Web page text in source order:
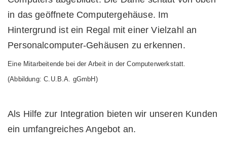
Eine Mitarbeitende bei der Arbeit in der Computerwerkstatt.
(Abbildung: C.U.B.A. gGmbH)
Als Hilfe zur Integration bieten wir unseren Kunden
ein umfangreiches Angebot an.